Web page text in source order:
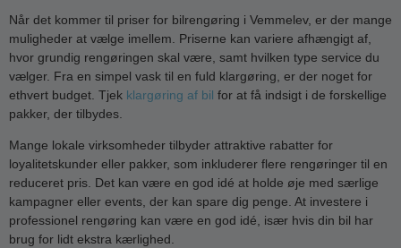
Når det kommer til priser for bilrengøring i Vemmelev, er der mange
muligheder at vælge imellem. Priserne kan variere afhængigt af,
hvor grundig rengøringen skal være, samt hvilken type service du
vælger. Fra en simpel vask til en fuld klargøring, er der noget for
ethvert budget. Tjek klargøring af bil for at få indsigt i de forskellige
pakker, der tilbydes.
Mange lokale virksomheder tilbyder attraktive rabatter for
loyalitetskunder eller pakker, som inkluderer flere rengøringer til en
reduceret pris. Det kan være en god idé at holde øje med særlige
kampagner eller events, der kan spare dig penge. At investere i
professionel rengøring kan være en god idé, især hvis din bil har
brug for lidt ekstra kærlighed.